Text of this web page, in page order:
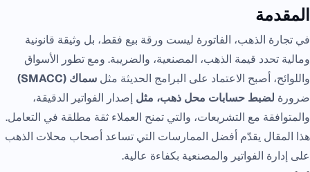
المقدمة
في تجارة الذهب، الفاتورة ليست ورقة بيع فقط، بل وثيقة قانونية
ومالية تحدد قيمة الذهب، المصنعية، والضريبة. ومع تطور الأسواق
واللوائح، أصبح الاعتماد على البرامج الحديثة مثل سماك (SMACC)
ضرورة لضبط حسابات محل ذهب، مثل إصدار الفواتير الدقيقة،
والمتوافقة مع التشريعات، والتي تمنح العملاء ثقة مطلقة في التعامل.
هذا المقال يقدّم أفضل الممارسات التي تساعد أصحاب محلات الذهب
على إدارة الفواتير والمصنعية بكفاءة عالية.